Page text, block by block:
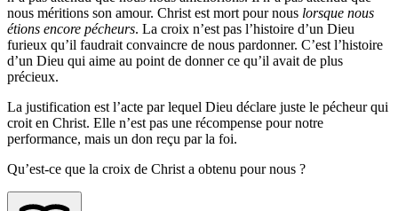
nous méritions son amour. Christ est mort pour nous lorsque nous
étions encore pécheurs. La croix n’est pas l’histoire d’un Dieu
furieux qu’il faudrait convaincre de nous pardonner. C’est l’histoire
d’un Dieu qui aime au point de donner ce qu’il avait de plus
précieux.
La justification est l’acte par lequel Dieu déclare juste le pécheur qui
croit en Christ. Elle n’est pas une récompense pour notre
performance, mais un don reçu par la foi.
Qu’est-ce que la croix de Christ a obtenu pour nous ?